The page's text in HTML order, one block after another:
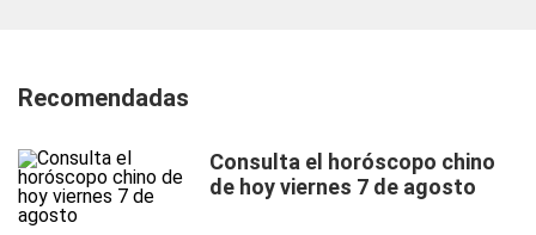
Recomendadas
Consulta el horóscopo chino
de hoy viernes 7 de agosto